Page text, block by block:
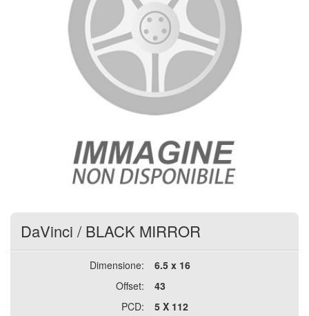
DaVinci / BLACK MIRROR
Dimensione:
6.5 x 16
Offset:
43
PCD:
5 X 112